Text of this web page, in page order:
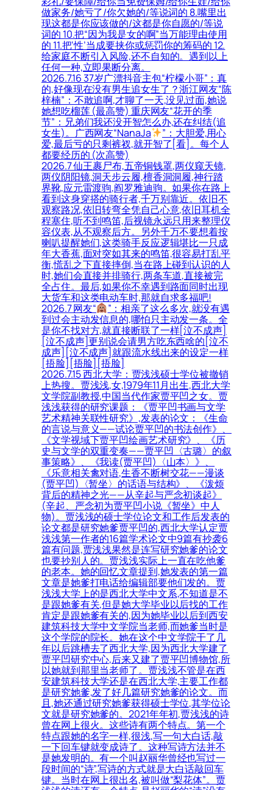
做家务/她亏了/你欠她的/等说词的 8.嘴里出
现这都是你应该做的/这都是你自愿的/等说
词的 10.把“因为我是女的啊”当万能理由使用
的 11.把‘性’当成要挟你或惩罚你的筹码的 12.
给家庭不断引入风险,还不自知的。遇到以上
任何一种,立即果断分离。
2026.7.16 37岁广漂抖音主包“柠檬小哥”：真
的,好像现在没有男生追女生了？浙江网友“陈
梓楠”：不敢追啊,才聊了一天,没见过面,她说
她想吃榴莲 (最高赞) 重庆网友“花开的季
节”：兄弟们我还没开智怎么办,还在纠结(追
女生)。广西网友“NanaJa
”：大胆爱,用心
爱,最后亏的只剩裤衩,就开智了[看]。每个人
都要经历的 (次高赞)
2026.7 仙王裹尸布,五帝铜钱罩,两仪窥天镜,
两仪阴阳镜,洞天步云履,檀香洞洞履,神行踏
界靴,应元雷渡驹,阎罗雅迪驹。如果你在路上
看到这身穿搭的骑行者,千万别靠近。依旧不
观察路况,依旧转弯全凭自己心意,依旧耳机全
程塞住,听不到鸣笛,后视镜永远只用来整理仪
容仪表,从不观察后方。另外千万不要想着按
喇叭提醒她们,这类骑手反应逻辑堪比一只成
年大香蕉,面对突如其来的鸣笛,很容易打乱平
衡,慌乱之下直接摔倒,当在路上碰到认识的人
时,她们会直接并排骑行,两条车道,直接被完
全占住。最后,如果你不幸遇到路面同时出现
大货车和这类电动车时,那就自求多福吧!
2026.7 网友“
”：相亲了这么多次,就没有遇
到过会主动发信息的,哪怕只主动发一条。全
是你不找对方,就直接断联了一样[泣不成声]
[泣不成声]更别说会请男方吃东西啥的[泣不
成声][泣不成声]就跟流水线出来的设定一样
[捂脸][捂脸][捂脸]
2026.7.15 西北大学：贾浅浅硕士学位被撤销
上热搜。贾浅浅,女,1979年11月出生,西北大学
文学院副教授,中国当代作家贾平凹之女。贾
浅浅获得的研究课题：《贾平凹书画与文学
艺术精神关联性研究》,发表的论文：《生命
的言说与意义——试论贾平凹的书法创作》、
《文学视域下贾平凹绘画艺术研究》、《历
史与文学的双重变奏——贾平凹〈古璐〉的叙
事策略》、《我读(贾平凹)〈山本〉》、
《乐意相关禽对语,生香不断树交花——漫谈
(贾平凹)〈暂坐〉的话语与结构》、《泼烦
背后的精神之光——从辛起与严念初谈起》
(辛起、严念初为贾平凹小说《暂坐》中人
物)。贾浅浅的硕士学位论文和工作后发表的
论文都是研究她爹贾平凹的,西北大学认定贾
浅浅第一作者的16篇学术论文中9篇有抄袭6
篇有问题,贾浅浅果然是连写研究她爹的论文
也要抄别人的。贾浅浅实际上一直在吃他爹
的老本。她的回忆文章提到,她发表的第一篇
文章是她爹打电话给编辑部要他们发的。贾
浅浅大学上的是西北大学中文系,不知道是不
是跟她爹有关,但是她大学毕业以后找的工作
肯定是跟她爹有关的,因为她毕业以后到西安
建筑科技大学中文学院当老师,而她爹当时是
这个学院的院长。她在这个中文学院干了几
年以后跳槽去了西北大学,因为西北大学建了
贾平凹研究中心,后来又建了贾平凹博物馆,所
以她就到那里当老师了。贾浅浅不管是在西
安建筑科技大学还是在西北大学,主要工作都
是研究她爹,发了好几篇研究她爹的论文。而
且,她还通过研究她爹获得硕士学位,其学位论
文就是研究她爹的。2021年年初,贾浅浅的诗
曾在网上很火。这些诗有两个特点。第一个
特点跟她的名字一样,很浅,写一句大白话,敲
一下回车键就变成诗了。这种写诗方法并不
是她发明的。有一个叫赵丽华曾经也写过一
段时间的“诗”,写诗的方式就是大白话敲回车
键。当时在网上很出名,被叫做“梨花体”。贾